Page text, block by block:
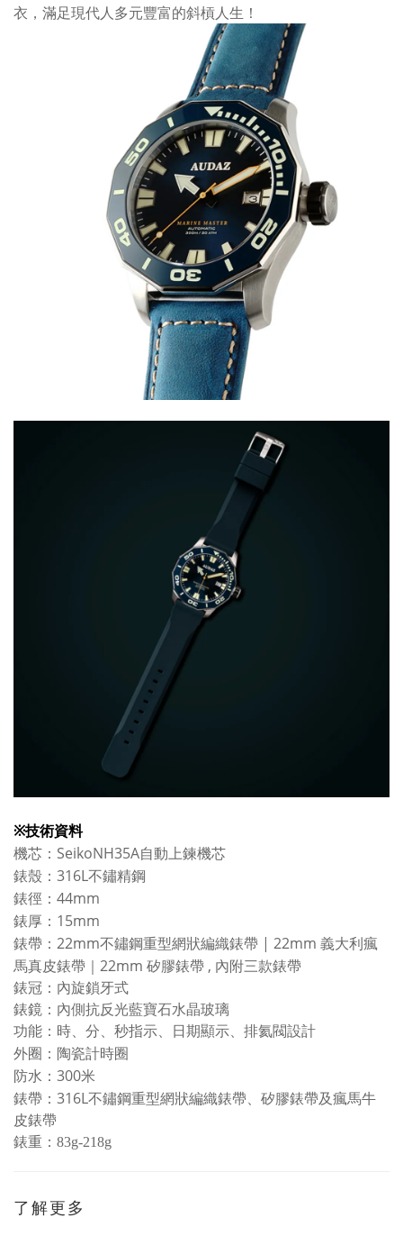
衣，滿足現代人多元豐富的斜槓人生！
※技術資料
機芯： SeikoNH35A自動上鍊機芯
錶殼： 316L不鏽精鋼
錶徑： 44mm
錶厚：15mm
錶帶：22mm不鏽鋼重型網狀編織錶帶 | 22mm 義大利瘋
馬真皮錶帶｜22mm 矽膠錶帶 , 內附三款錶帶
錶冠：內旋鎖牙式
錶鏡：內側抗反光藍寶石水晶玻璃
功能：時、分、秒指示、日期顯示
排氦閥設計
外圈：陶瓷計時圈
防水： 300米
錶帶： 316L不鏽鋼重型網狀編織錶帶、矽膠錶帶及瘋馬牛
皮錶帶
錶重：83g-218g
了解更多